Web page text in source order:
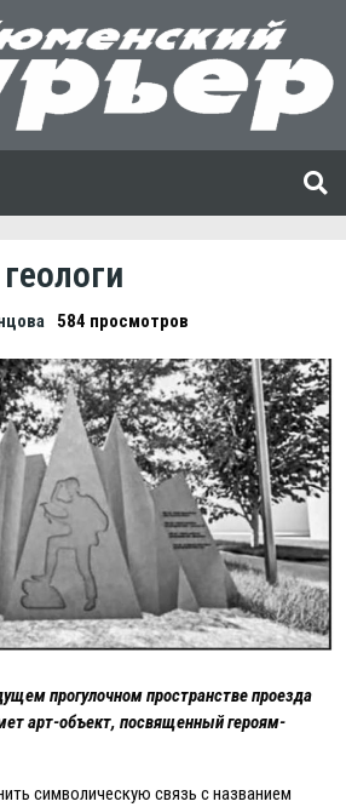
584 просмотров
прогулочном пространстве проезда
арт-объект, посвященный героям-
символическую связь с названием